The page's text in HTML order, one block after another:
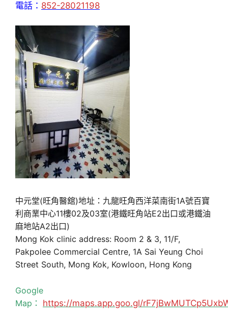
電話： 852-28021198
中元堂(旺角醫舘)地址：九龍旺角西洋菜南街1A號百寶
利商業中心11樓02及03室(港鐵旺角站E2出口或港鐵油
麻地站A2出口)
Mong Kok clinic address: Room 2 & 3, 11/F,
Pakpolee Commercial Centre, 1A Sai Yeung Choi
Street South, Mong Kok, Kowloon, Hong Kong
Google
Map： https://maps.app.goo.gl/